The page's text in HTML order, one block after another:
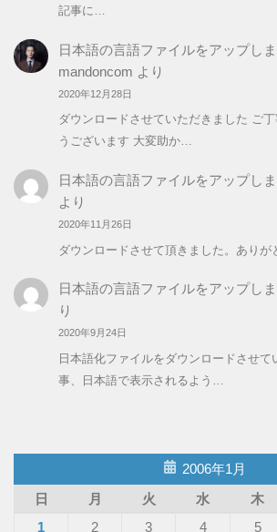
記事に…
日本語の言語ファイルをアップしま
mandoncom より
2020年12月28日
ダウンロードさせていただきました ご
うございます 大変助か…
日本語の言語ファイルをアップしま
より
2020年11月26日
ダウンロードさせて頂きました。ありが
日本語の言語ファイルをアップしま
り
2020年9月24日
日本語化ファイルをダウンロードさせて
事、日本語で表示されるよう…
2006年1月
日
月 火 水 木
1
2 3 4 5